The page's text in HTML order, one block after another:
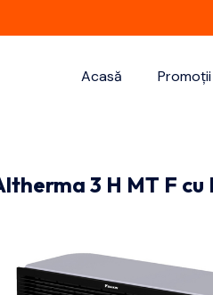
Acasă Promoții
3 H MT F cu